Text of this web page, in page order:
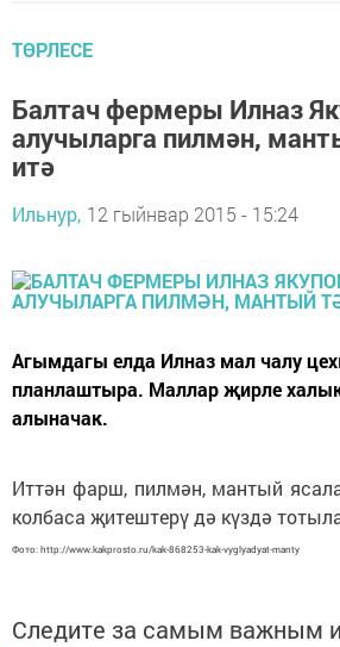
ТӨРЛЕСЕ
Балтач фермеры Илназ
алучыларга пилмән,
итә
Ильнур, 12 гыйнвар 2015 - 15:24
Агымдагы елда Илназ мал чалу
планлаштыра. Маллар җирле
алыначак.
Иттән фарш, пилмән, мантый
колбаса җитештерү дә күздә
Фото: http://www.kakprosto.ru/kak-868253-kak-vyglyadyat-manty
Следите за самым важным